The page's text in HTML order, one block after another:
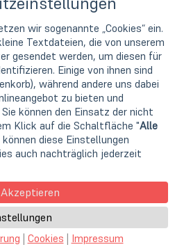
GHz / 6M Cache / 15
wir sogenannte „Cookies“ ein.
Textdateien, die von unserem
gesendet werden, um diesen für
Einige von ihnen sind
während andere uns dabei
zu bieten und
können den Einsatz der nicht
Klick auf die Schaltfläche "Alle
diese Einstellungen
auch nachträglich jederzeit
| Cookies | Impressum